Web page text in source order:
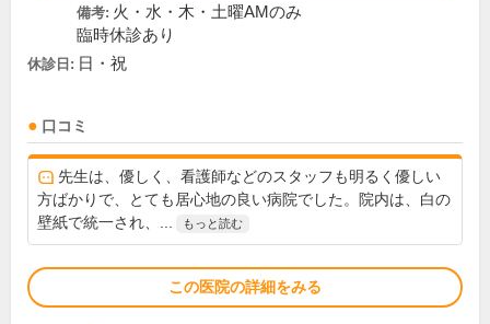
備考: 火・水・木・土曜AMのみ
臨時休診あり
休診日: 日・祝
口コミ
先生は、優しく、看護師などのスタッフも明るく優しい
方ばかりで、とても居心地の良い病院でした。院内は、白の
壁紙で統一され、...
もっと読む
この医院の詳細をみる